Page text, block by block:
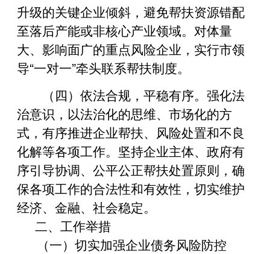
升级的关键企业倾斜，避免帮扶资源错配
至落后产能或非核心产业领域。对体量
大、影响面广的重点风险企业，实行市领
导“一对一”牵头联系帮扶制度。
（四）依法合规，平稳有序。强化法
治意识，以法治化的思维、市场化的方
式，有序推进企业帮扶、风险处置和不良
化解等各项工作。坚持企业主体、政府有
序引导协调、公平公正帮扶处置原则，确
保各项工作的合法性和有效性，切实维护
经济、金融、社会稳定。
二、工作举措
（一）切实加强企业债务风险防控